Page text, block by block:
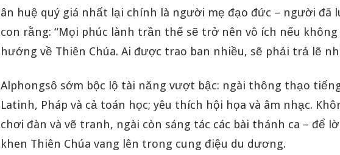
ân huệ quý giá nhất lại chính là người mẹ đạo đức – người đã
con rằng: “Mọi phúc lành trần thế sẽ trở nên vô ích nếu
hướng về Thiên Chúa. Ai được trao ban nhiều, sẽ phải trả lẽ
Alphongsô sớm bộc lộ tài năng vượt bậc: ngài thông thạo
Latinh, Pháp và cả toán học; yêu thích hội họa và âm nhạc.
chơi đàn và vẽ tranh, ngài còn sáng tác các bài thánh ca – để
khen Thiên Chúa vang lên trong cung điệu du dương.